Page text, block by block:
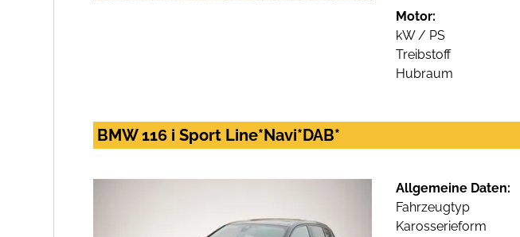
Motor:
kW / PS
Treibstoff
Hubraum
BMW 116 i Sport Line*Navi*DAB*
Allgemeine Daten:
Fahrzeugtyp
Karosserieform